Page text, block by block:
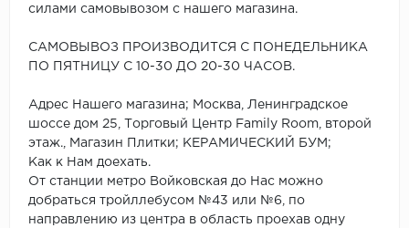
силами самовывозом с нашего магазина.
САМОВЫВОЗ ПРОИЗВОДИТСЯ С ПОНЕДЕЛЬНИКА
ПО ПЯТНИЦУ С 10-30 ДО 20-30 ЧАСОВ.
Адрес Нашего магазина; Москва, Ленинградское
шоссе дом 25, Торговый Центр Family Room, второй
этаж., Магазин Плитки; КЕРАМИЧЕСКИЙ БУМ;
Как к Нам доехать.
От станции метро Войковская до Нас можно
добраться тройллебусом №43 или №6, по
направлению из центра в область проехав одну